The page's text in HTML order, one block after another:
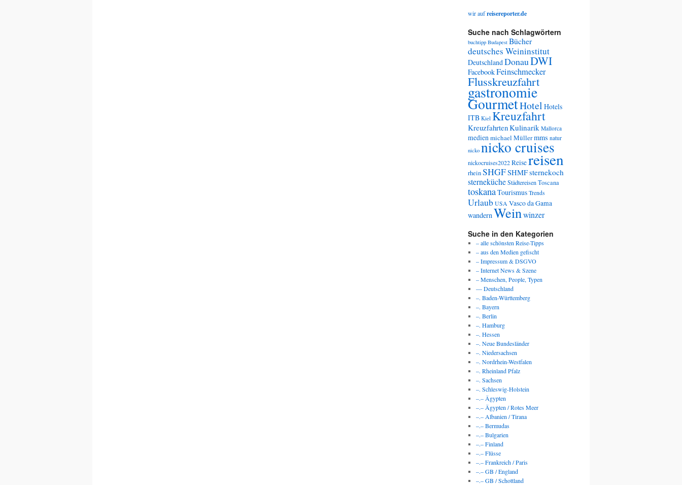
wir aufreisereporter.de
Suche nach Schlagwörtern
buchtipp Budapest Bücher
deutsches Weininstitut
DeutschlandDonauDWI
FacebookFeinschmecker
Flusskreuzfahrt
gastronomie
GourmetHotel Hotels
ITB Kiel Kreuzfahrt
KreuzfahrtenKulinarik Mallorca
medienmichael Müllermms natur
nicko nicko cruises
nickocruises2022Reisereisen
rheinSHGFSHMFsternekoch
sternekücheStädtereisenToscana
toskanaTourismus Trends
Urlaub USA Vasco da Gama
wandernWeinwinzer
Suche in den Kategorien
– alle schönsten Reise-Tipps
– aus den Medien gefischt
– Impressum & DSGVO
– Internet News & Szene
– Menschen, People, Typen
— Deutschland
–. Baden-Württemberg
–. Bayern
–. Berlin
–. Hamburg
–. Hessen
–. Neue Bundesländer
–. Niedersachsen
–. Nordrhein-Westfalen
–. Rheinland Pfalz
–. Sachsen
–. Schleswig-Holstein
–.– Ägypten
–.– Ägypten / Rotes Meer
–.– Albanien / Tirana
–.– Bermudas
–.– Bulgarien
–.– Finland
–.– Flüsse
–.– Frankreich / Paris
–.– GB / England
–.– GB / Schottland